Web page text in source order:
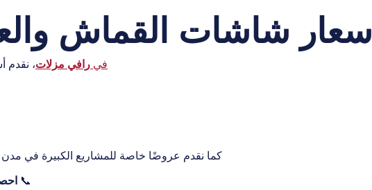
أسعار شاشات القماش
في رافي مزلات، نقدم
كما نقدم عروضًا خاصة للمشاريع الكبيرة في
📞